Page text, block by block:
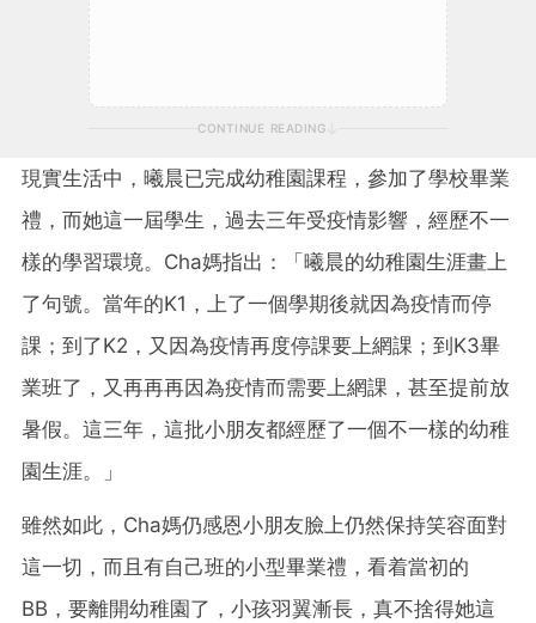
CONTINUE READING
現實生活中，曦晨已完成幼稚園課程，參加了學校畢業
禮，而她這一屆學生，過去三年受疫情影響，經歷不一
樣的學習環境。Cha媽指出：「曦晨的幼稚園生涯畫上
了句號。當年的K1，上了一個學期後就因為疫情而停
課；到了K2，又因為疫情再度停課要上網課；到K3畢
業班了，又再再再因為疫情而需要上網課，甚至提前放
暑假。這三年，這批小朋友都經歷了一個不一樣的幼稚
園生涯。」
雖然如此，Cha媽仍感恩小朋友臉上仍然保持笑容面對
這一切，而且有自己班的小型畢業禮，看着當初的
BB，要離開幼稚園了，小孩羽翼漸長，真不捨得她這